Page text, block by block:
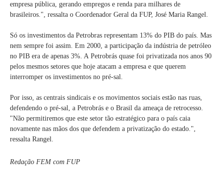
empresa pública, gerando empregos e renda para milhares de
brasileiros.", ressalta o Coordenador Geral da FUP, José Maria Rangel.
Só os investimentos da Petrobras representam 13% do PIB do país. Mas
nem sempre foi assim. Em 2000, a participação da indústria de petróleo
no PIB era de apenas 3%. A Petrobrás quase foi privatizada nos anos 90
pelos mesmos setores que hoje atacam a empresa e que querem
interromper os investimentos no pré-sal.
Por isso, as centrais sindicais e os movimentos sociais estão nas ruas,
defendendo o pré-sal, a Petrobrás e o Brasil da ameaça de retrocesso.
"Não permitiremos que este setor tão estratégico para o país caia
novamente nas mãos dos que defendem a privatização do estado.",
ressalta Rangel.
Redação FEM com FUP